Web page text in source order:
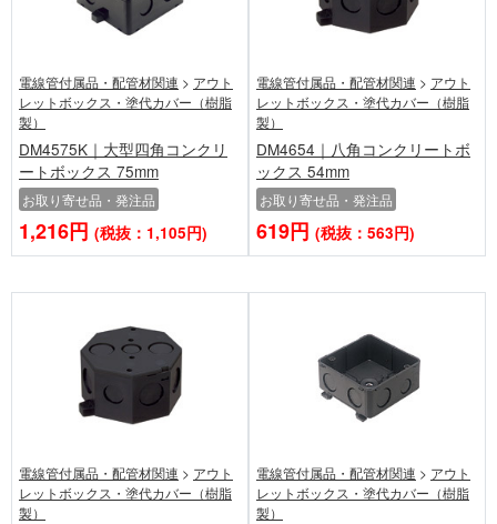
電線管付属品・配管材関連 > アウト
レットボックス・塗代カバー（樹脂
製）
DM4575K｜大型四角コンクリ
ートボックス 75mm
お取り寄せ品・発注品
1,216円 (税抜：1,105円)
電線管付属品・配管材関連 > アウト
レットボックス・塗代カバー（樹脂
製）
DM4654｜八角コンクリートボ
ックス 54mm
お取り寄せ品・発注品
619円 (税抜：563円)
電線管付属品・配管材関連 > アウト
レットボックス・塗代カバー（樹脂
製）
電線管付属品・配管材関連 > アウト
レットボックス・塗代カバー（樹脂
製）